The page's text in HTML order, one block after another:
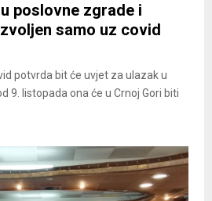
poslovne zgrade i
samo uz covid
potvrda bit će uvjet za ulazak u
9. listopada ona će u Crnoj Gori biti